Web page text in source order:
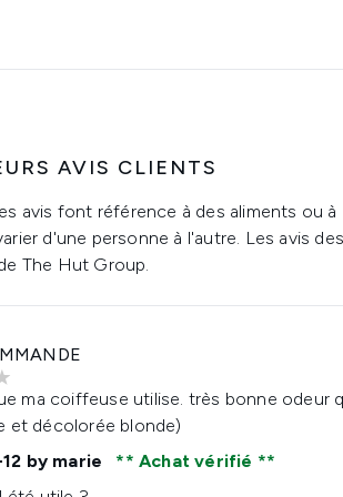
AVIS CLIENTS
avis font référence à des aliments ou
d'une personne à l'autre. Les avis
The Hut Group.
un maximum de 5
ma coiffeuse utilise. très bonne odeur
et décolorée blonde)
by marie
Achat vérifié